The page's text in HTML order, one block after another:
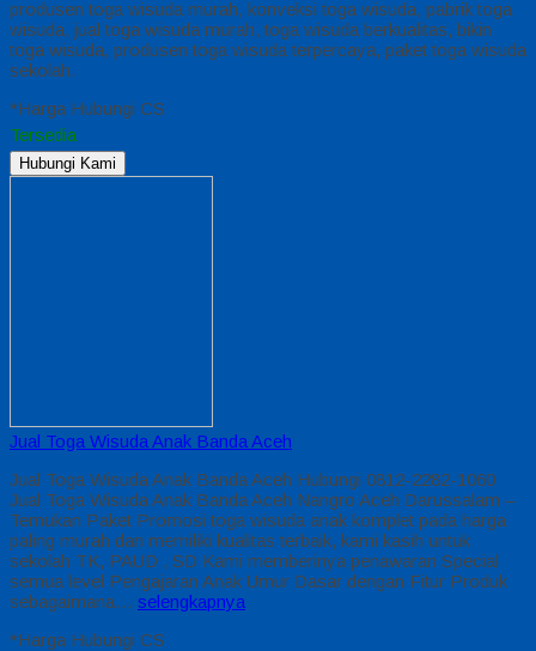
produsen toga wisuda murah, konveksi toga wisuda, pabrik toga
wisuda, jual toga wisuda murah, toga wisuda berkualitas, bikin
toga wisuda, produsen toga wisuda terpercaya, paket toga wisuda
sekolah.
*Harga Hubungi CS
Tersedia
Hubungi Kami
Jual Toga Wisuda Anak Banda Aceh
Jual Toga Wisuda Anak Banda Aceh Hubungi 0812-2282-1060
Jual Toga Wisuda Anak Banda Aceh Nangro Aceh Darussalam –
Temukan Paket Promosi toga wisuda anak komplet pada harga
paling murah dan memiliki kualitas terbaik, kami kasih untuk
sekolah TK, PAUD , SD Kami memberinya penawaran Special
semua level Pengajaran Anak Umur Dasar dengan Fitur Produk
sebagaimana… selengkapnya
*Harga Hubungi CS